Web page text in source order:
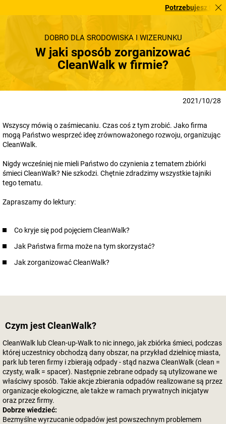
Potrzebujesz tego
DOBRO DLA ŚRODOWISKA I WIZERUNKU
W jaki sposób zorganizować
CleanWalk w firmie?
2021/10/28
Wszyscy mówią o zaśmiecaniu. Czas coś z tym zrobić. Jako firma
mogą Państwo wesprzeć ideę zrównoważonego rozwoju, organizując
CleanWalk.
Nigdy wcześniej nie mieli Państwo do czynienia z tematem zbiórki
śmieci CleanWalk? Nie szkodzi. Chętnie zdradzimy wszystkie tajniki
tego tematu.
Zapraszamy do lektury:
Co kryje się pod pojęciem CleanWalk?
Jak Państwa firma może na tym skorzystać?
Jak zorganizować CleanWalk?
Czym jest CleanWalk?
CleanWalk lub Clean-up-Walk to nic innego, jak zbiórka śmieci, podczas
której uczestnicy obchodzą dany obszar, na przykład dzielnicę miasta,
park lub teren firmy i zbierają odpady - stąd nazwa CleanWalk (clean =
czysty, walk = spacer). Następnie zebrane odpady są utylizowane we
właściwy sposób. Takie akcje zbierania odpadów realizowane są przez
organizacje ekologiczne, ale także w ramach prywatnych inicjatyw
oraz przez firmy.
Dobrze wiedzieć:
Bezmyślne wyrzucanie odpadów jest powszechnym problemem